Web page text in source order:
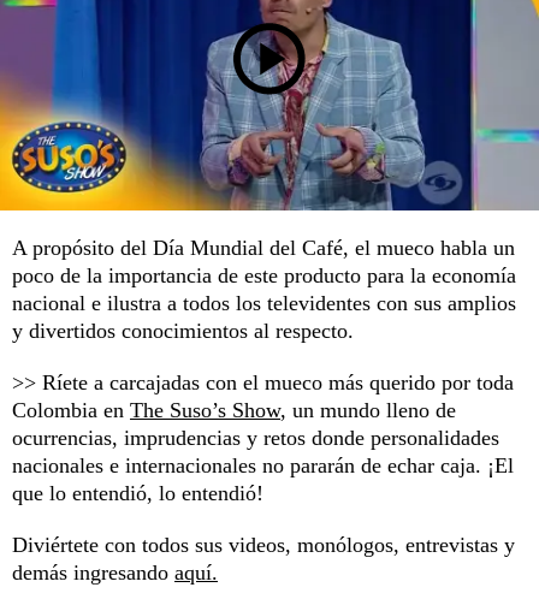
A propósito del Día Mundial del Café, el mueco habla un
poco de la importancia de este producto para la economía
nacional e ilustra a todos los televidentes con sus amplios
y divertidos conocimientos al respecto.
>> Ríete a carcajadas con el mueco más querido por toda
Colombia en The Suso’s Show, un mundo lleno de
ocurrencias, imprudencias y retos donde personalidades
nacionales e internacionales no pararán de echar caja. ¡El
que lo entendió, lo entendió!
Diviértete con todos sus videos, monólogos, entrevistas y
demás ingresando aquí.